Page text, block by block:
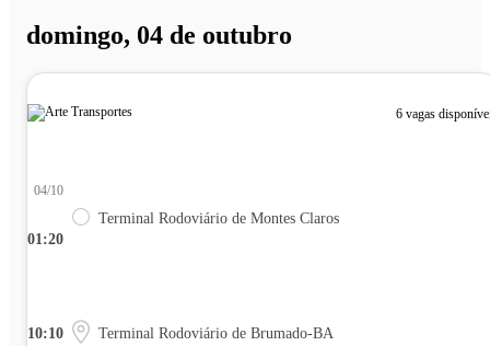
domingo, 04 de outubro
6 vagas
01:20
04/10
Terminal Rodoviário de Montes Claros
10:10 Terminal Rodoviário de Brumado-BA